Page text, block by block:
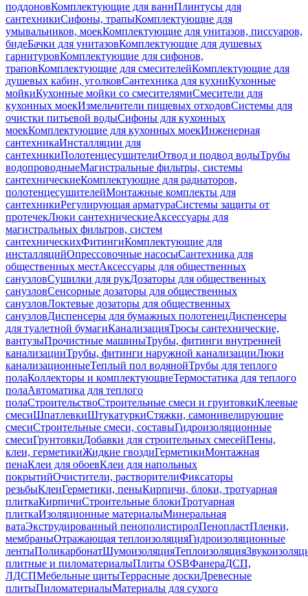
поддоновКомплектующие для ваннПлинтусы для
сантехникиСифоны, трапыКомплектующие для
умывальников, моекКомплектующие для унитазов, писсуаров,
бидеБачки для унитазовКомплектующие для душевых
гарнитуровКомплектующие для сифонов,
траповКомплектующие для смесителейКомплектующие для
душевых кабин, уголковСантехника для кухниКухонные
мойкиКухонные мойки со смесителямиСмесители для
кухонных моекИзмельчители пищевых отходовСистемы для
очистки питьевой водыСифоны для кухонных
моекКомплектующие для кухонных моекИнженерная
сантехникаИнсталляции для
сантехникиПолотенцесушителиОтвод и подвод водыТрубы
водопроводныеМагистральные фильтры, системы
сантехническиеКомплектующие для радиаторов,
полотенцесушителейМонтажные комплекты для
сантехникиРегулирующая арматураСистемы защиты от
протечекЛюки сантехническиеАксессуары для
магистральных фильтров, систем
сантехническихФитингиКомплектующие для
инсталляцийОпрессовочные насосыСантехника для
общественных местАксессуары для общественных
санузловСушилки для рукДозаторы для общественных
санузловСенсорные дозаторы для общественных
санузловЛоктевые дозаторы для общественных
санузловДиспенсеры для бумажных полотенецДиспенсеры
для туалетной бумагиКанализацияТросы сантехнические,
вантузыПрочистные машиныТрубы, фитинги внутренней
канализацииТрубы, фитинги наружной канализацииЛюки
канализационныеТеплый пол водянойТрубы для теплого
полаКоллекторы и комплектующиеТермостатика для теплого
полаАвтоматика для теплого
полаСтроительствоСтроительные смеси и грунтовкиКлеевые
смесиШпатлевкиШтукатуркиСтяжки, самонивелирующие
смесиСтроительные смеси, составыГидроизоляционные
смесиГрунтовкиДобавки для строительных смесейПены,
клеи, герметикиЖидкие гвоздиГерметикиМонтажная
пенаКлеи для обоевКлеи для напольных
покрытийОчистители, растворителиФиксаторы
резьбыКлеиГерметики, пеныКирпичи, блоки, тротуарная
плиткаКирпичиСтроительные блокиТротуарная
плиткаИзоляционные материалыМинеральная
ватаЭкструдированный пенополистиролПенопластПленки,
мембраныОтражающая теплоизоляцияГидроизоляционные
лентыПоликарбонатШумоизоляцияТеплоизоляция
плитные и пиломатериалыПлиты OSBФанераДСП,
ЛДСПМебельные щитыТеррасные доскиДревесные
плитыПиломатериалыМатериалы для сухого